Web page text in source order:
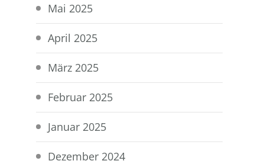
Mai 2025
April 2025
März 2025
Februar 2025
Januar 2025
Dezember 2024